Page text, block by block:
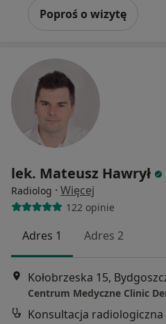
Poproś o wizytę
lek. Mateusz Hawrył
Radiolog · Więcej
122 opinie
Adres 1 Adres 2
Kołobrzeska 15,
Centrum Medyczne Clinic
Konsultacja radiologiczna